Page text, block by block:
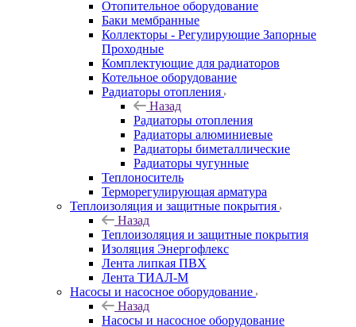
Отопительное оборудование
Баки мембранные
Коллекторы - Регулирующие Запорные
Проходные
Комплектующие для радиаторов
Котельное оборудование
Радиаторы отопления
Назад
Радиаторы отопления
Радиаторы алюминиевые
Радиаторы биметаллические
Радиаторы чугунные
Теплоноситель
Терморегулирующая арматура
Теплоизоляция и защитные покрытия
Назад
Теплоизоляция и защитные покрытия
Изоляция Энергофлекс
Лента липкая ПВХ
Лента ТИАЛ-М
Насосы и насосное оборудование
Назад
Насосы и насосное оборудование